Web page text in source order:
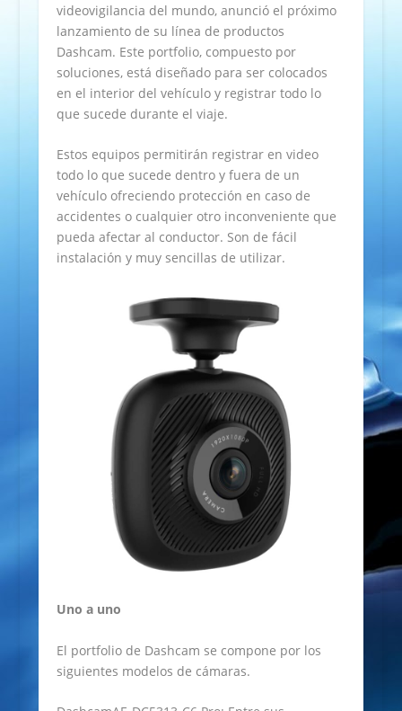
videovigilancia del mundo, anunció el próximo
lanzamiento de su línea de productos
Dashcam. Este portfolio, compuesto por
soluciones, está diseñado para ser colocados
en el interior del vehículo y registrar todo lo
que sucede durante el viaje.
Estos equipos permitirán registrar en video
todo lo que sucede dentro y fuera de un
vehículo ofreciendo protección en caso de
accidentes o cualquier otro inconveniente que
pueda afectar al conductor. Son de fácil
instalación y muy sencillas de utilizar.
Uno a uno
El portfolio de Dashcam se compone por los
siguientes modelos de cámaras.